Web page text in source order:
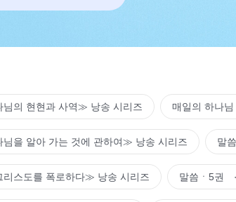
의 현현과 사역≫ 낭송 시리즈 매일의 하나
을 알아 가는 것에 관하여≫ 낭송 시리즈 말
스도를 폭로하다≫ 낭송 시리즈 말씀ㆍ5권